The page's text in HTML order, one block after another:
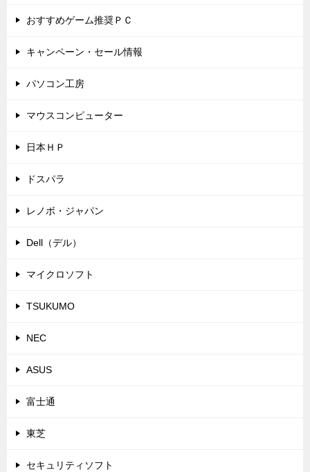
おすすめゲーム推奨ＰＣ
キャンペーン・セール情報
パソコン工房
マウスコンピューター
日本ＨＰ
ドスパラ
レノボ・ジャパン
Dell（デル）
マイクロソフト
TSUKUMO
NEC
ASUS
富士通
東芝
セキュリティソフト